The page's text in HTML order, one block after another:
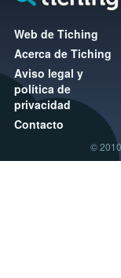
Web de Tiching
Acerca de Tiching
Aviso legal y
política de
privacidad
Contacto
©